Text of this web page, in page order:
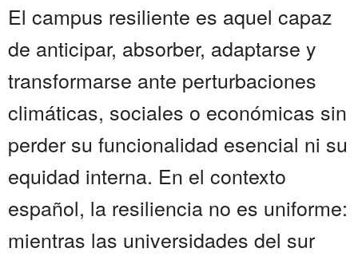
El campus resiliente es aquel capaz
de anticipar, absorber, adaptarse y
transformarse ante perturbaciones
climáticas, sociales o económicas sin
perder su funcionalidad esencial ni su
equidad interna. En el contexto
español, la resiliencia no es uniforme:
mientras las universidades del sur